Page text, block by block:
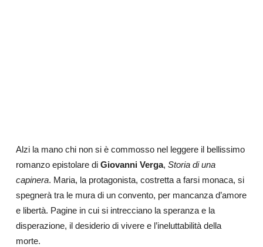
Alzi la mano chi non si è commosso nel leggere il bellissimo
romanzo epistolare di Giovanni Verga, Storia di una
capinera. Maria, la protagonista, costretta a farsi monaca, si
spegnerà tra le mura di un convento, per mancanza d’amore
e libertà. Pagine in cui si intrecciano la speranza e la
disperazione, il desiderio di vivere e l’ineluttabilità della
morte.